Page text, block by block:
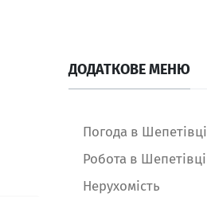
ДОДАТКОВЕ МЕНЮ
Погода в Шепетівці
Робота в Шепетівці
Нерухомість